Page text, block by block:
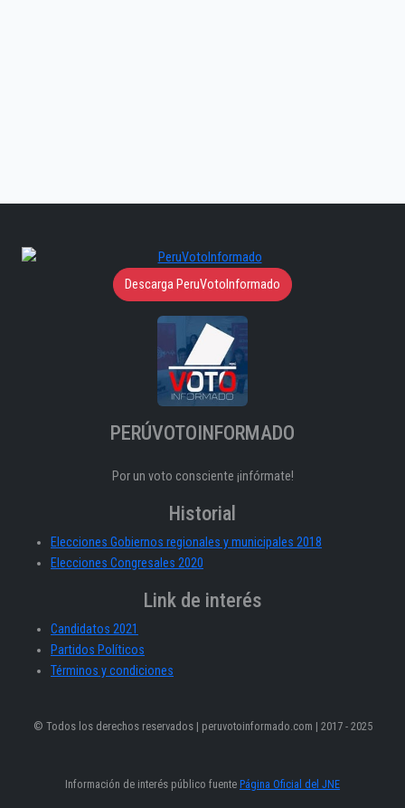
Descarga PeruVotoInformado
PERÚVOTOINFORMADO
Por un voto consciente ¡infórmate!
Historial
Elecciones Gobiernos regionales y municipales 2018
Elecciones Congresales 2020
Link de interés
Candidatos 2021
Partidos Políticos
Términos y condiciones
© Todos los derechos reservados | peruvotoinformado.com | 2017 - 2025
Información de interés público fuente Página Oficial del JNE